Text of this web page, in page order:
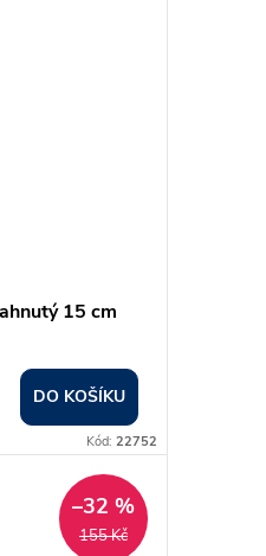
15 cm
DO KOŠÍKU
Kód: 22752
155 Kč
–32 %